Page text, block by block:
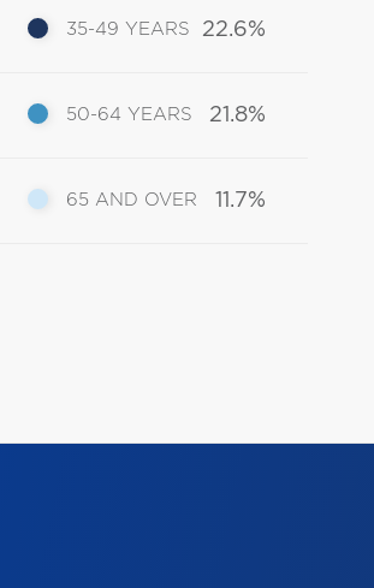
35-49 YEARS 22.6%
50-64 YEARS 21.8%
65 AND OVER 11.7%